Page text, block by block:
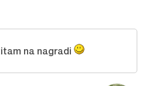
na nagradi